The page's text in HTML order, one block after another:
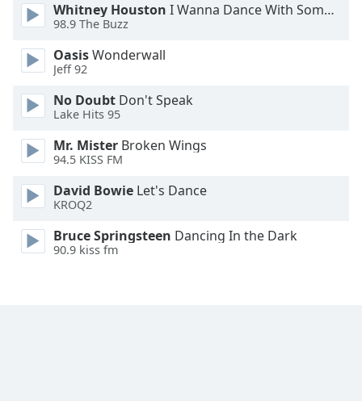
Color
Opacity
Font
Edge
Style
Font
Whitney Houston I Wanna Dance With Somebody
98.9 The Buzz
OasisWonderwall
Jeff 92
No Doubt Don't Speak
Lake Hits 95
Mr. Mister Broken Wings
94.5 KISS FM
David Bowie Let's Dance
KROQ2
Bruce Springsteen Dancing In the Dark
90.9 kiss fm